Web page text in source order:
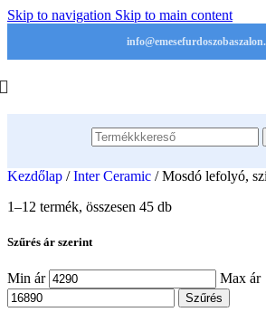
Skip to navigation Skip to main content
Kezdőlap / Inter Ceramic / Mosdó lefolyó,
1–12 termék, összesen 45 db
Szűrés ár szerint
Min ár Max ár
Szűrés